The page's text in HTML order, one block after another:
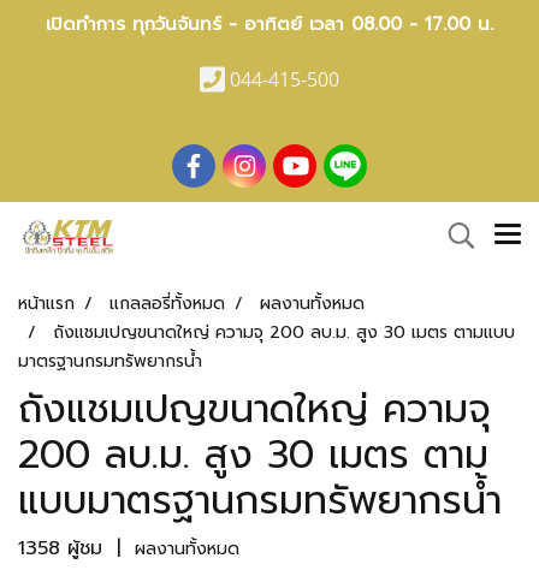
เปิดทำการ ทุกวันจันทร์ - อาทิตย์ เวลา 08.00 - 17.00 น.
044-415-500
หน้าแรก แกลลอรี่ทั้งหมด
ผลงานทั้งหมด
ถังแชมเปญขนาดใหญ่ ความจุ 200 ลบ.ม. สูง 30 เมตร ตามแบบ
มาตรฐานกรมทรัพยากรน้ำ
ถังแชมเปญขนาดใหญ่ ความจุ
200 ลบ.ม. สูง 30 เมตร ตาม
แบบมาตรฐานกรมทรัพยากรน้ำ
1358 ผู้ชม | ผลงานทั้งหมด